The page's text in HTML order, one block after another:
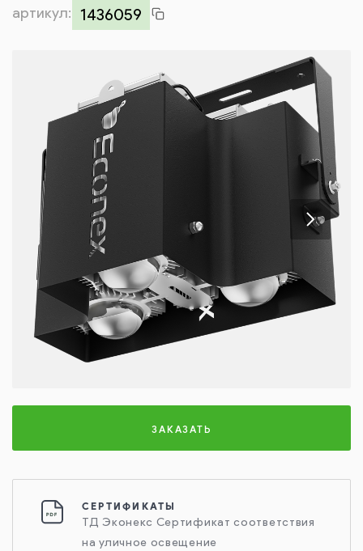
Контакты
артикул: 1436059
ЗАКАЗАТЬ
СЕРТИФИКАТЫ
ТД Эконекс Сертификат соответствия
на уличное освещение